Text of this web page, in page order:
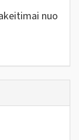
nuo